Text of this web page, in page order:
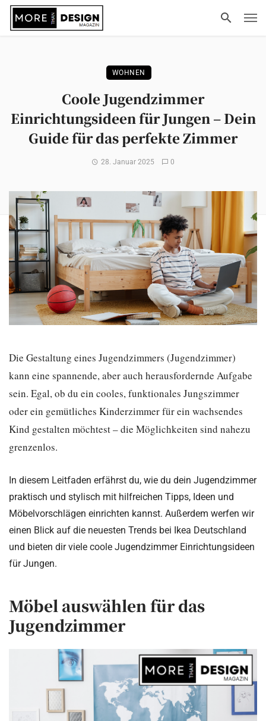
WOHNEN
Coole Jugendzimmer
Einrichtungsideen für Jungen – Dein
Guide für das perfekte Zimmer
28. Januar 2025 0
Die Gestaltung eines Jugendzimmers (Jugendzimmer)
kann eine spannende, aber auch herausfordernde Aufgabe
sein. Egal, ob du ein cooles, funktionales Jungszimmer
oder ein gemütliches Kinderzimmer für ein wachsendes
Kind gestalten möchtest – die Möglichkeiten sind nahezu
grenzenlos.
In diesem Leitfaden erfährst du, wie du dein Jugendzimmer
praktisch und stylisch mit hilfreichen Tipps, Ideen und
Möbelvorschlägen einrichten kannst. Außerdem werfen wir
einen Blick auf die neuesten Trends bei Ikea Deutschland
und bieten dir viele coole Jugendzimmer Einrichtungsideen
für Jungen.
Möbel auswählen für das
Jugendzimmer